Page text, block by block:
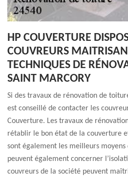
HP COUVERTURE
COUVREURS
TECHNIQUES DE
SAINT MARCORY
Si des travaux de rénovation de
est conseillé de contacter les
Couverture. Les travaux de
rétablir le bon état de la couverture
sont également les meilleurs
peuvent également concerner
couvreurs de la société peuvent